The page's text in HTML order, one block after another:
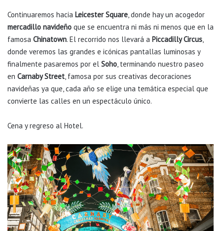
Continuaremos hacia Leicester Square, donde hay un acogedor
mercadillo navideño que se encuentra ni más ni menos que en la
famosa Chinatown. El recorrido nos llevará a Piccadilly Circus,
donde veremos las grandes e icónicas pantallas luminosas y
finalmente pasaremos por el Soho, terminando nuestro paseo
en Carnaby Street, famosa por sus creativas decoraciones
navideñas ya que, cada año se elige una temática especial que
convierte las calles en un espectáculo único.
Cena y regreso al Hotel.